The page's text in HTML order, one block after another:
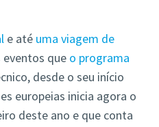
e até uma viagem de
eventos que o programa
desde o seu início
europeias inicia agora o
deste ano e que conta